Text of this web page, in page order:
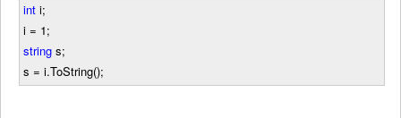
int i;
i = 1;
string s;
s = i.ToString();